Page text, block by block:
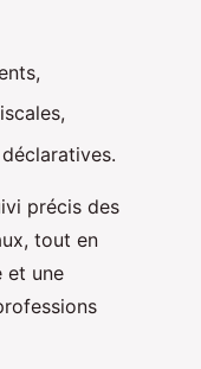
précis des
tout en
et une